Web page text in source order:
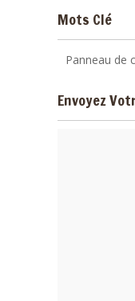
Mots Clé
Panneau de
Envoyez